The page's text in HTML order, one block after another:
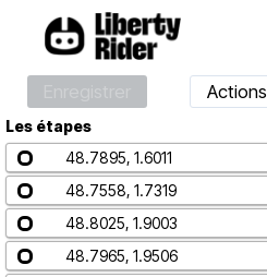
Actions
Les étapes
48.7895, 1.6011
48.7558, 1.7319
48.8025, 1.9003
48.7965, 1.9506